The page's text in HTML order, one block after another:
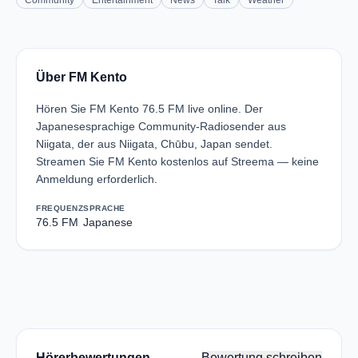
Über FM Kento
Hören Sie FM Kento 76.5 FM live online. Der
Japanesesprachige Community-Radiosender aus
Niigata, der aus Niigata, Chūbu, Japan sendet.
Streamen Sie FM Kento kostenlos auf Streema — keine
Anmeldung erforderlich.
FREQUENZ
76.5 FM
SPRACHE
Japanese